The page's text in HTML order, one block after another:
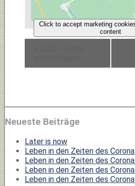
Click to accept marketing
content
Neueste Beiträge
Later is now
Leben in den Zeiten des
Leben in den Zeiten des
Leben in den Zeiten des
Leben in den Zeiten des